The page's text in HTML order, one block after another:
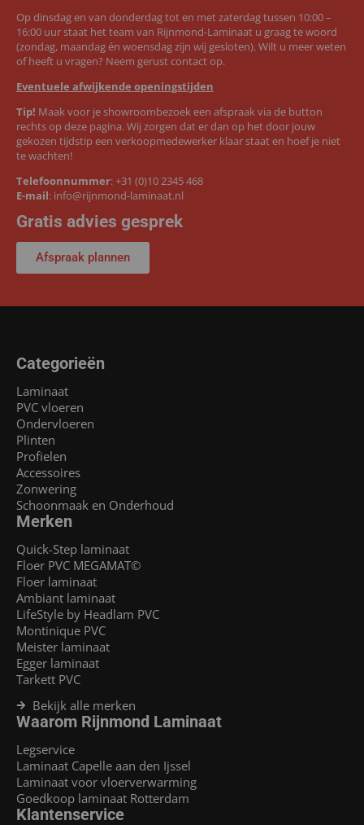
Op dinsdag en van donderdag tot en met zaterdag tussen 10:00 –
16:00 uur staat het team van Rijnmond-Laminaat u graag te woord
(zondag, maandag én woensdag zijn wij gesloten). Wilt u meer weten
of heeft u vragen? Neem gerust contact op.
Eventuele afwijkende openingstijden
Tip! Maak voor je showroombezoek een afspraak via de button
rechts op deze pagina. Wij zorgen dat er dan op het door jouw
gekozen tijdstip een verkoopmedewerker klaar staat en hoef je niet
te wachten!
Telefoonnummer:+31 (0)10 2345 468
E-mail: info@rijnmond-laminaat.nl
Gratis advies gesprek
Afspraak plannen
Categorieën
Laminaat
PVC vloeren
Ondervloeren
Plinten
Profielen
Accessoires
Zonwering
Schoonmaak en Onderhoud
Merken
Quick-Step laminaat
Floer PVC MEGAMAT©
Floer laminaat
Ambiant laminaat
LifeStyle by Headlam PVC
Montinique PVC
Meister laminaat
Egger laminaat
Tarkett PVC
Bekijk alle merken
Waarom Rijnmond Laminaat
Legservice
Laminaat Capelle aan den Ijssel
Laminaat voor vloerverwarming
Goedkoop laminaat Rotterdam
Klantenservice